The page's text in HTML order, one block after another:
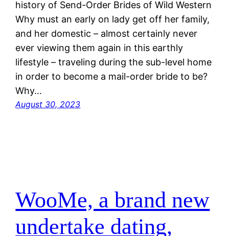
history of Send-Order Brides of Wild Western
Why must an early on lady get off her family,
and her domestic – almost certainly never
ever viewing them again in this earthly
lifestyle – traveling during the sub-level home
in order to become a mail-order bride to be?
Why…
August 30, 2023
WooMe, a brand new
undertake dating,